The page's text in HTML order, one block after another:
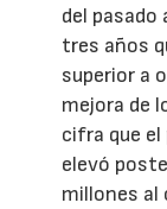
del
tres años
superior a
mejora de
cifra que
elevó
millones al